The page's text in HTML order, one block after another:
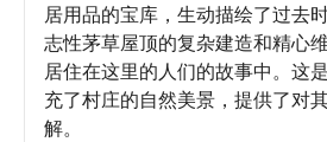
居用品的宝库，生动描绘了过去
志性茅草屋顶的复杂建造和精心
居住在这里的人们的故事中。这
充了村庄的自然美景，提供了对
解。